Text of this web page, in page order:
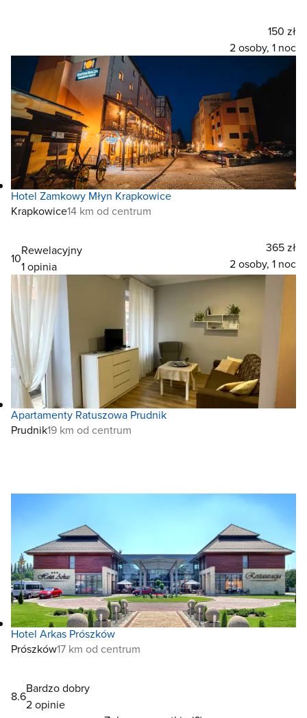
150 zł
2 osoby, 1 noc
Hotel Zamkowy Młyn Krapkowice
Krapkowice14 km od centrum
10
Rewelacyjny
1 opinia
365 zł
2 osoby, 1 noc
Apartamenty Ratuszowa Prudnik
Prudnik19 km od centrum
Hotel Arkas Prószków
Prószków17 km od centrum
8.6
Bardzo dobry
2 opinie